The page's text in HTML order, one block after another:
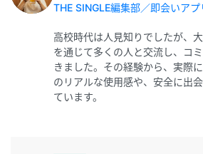
THE SINGLE編集部／即会いアプ
高校時代は人見知りでしたが、
を通じて多くの人と交流し、コ
きました。その経験から、実際
のリアルな使用感や、安全に出
ています。